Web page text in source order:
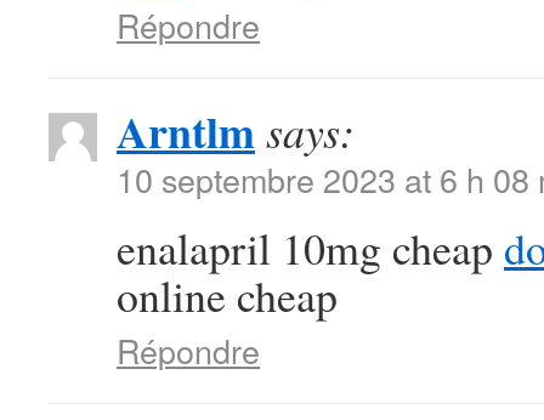
Répondre
Arntlmsays:
10 septembre 2023 at 6 h 08
enalapril 10mg cheap
online cheap
Répondre